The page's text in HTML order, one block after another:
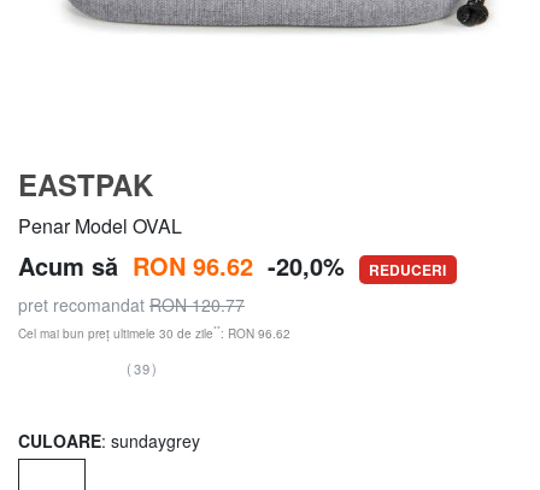
EASTPAK
Penar Model OVAL
Acum să RON 96.62 -20,0% REDUCERI
pret recomandat RON 120.77
Cel mai bun preț ultimele 30 de zile**: RON 96.62
(39)
CULOARE: sundaygrey